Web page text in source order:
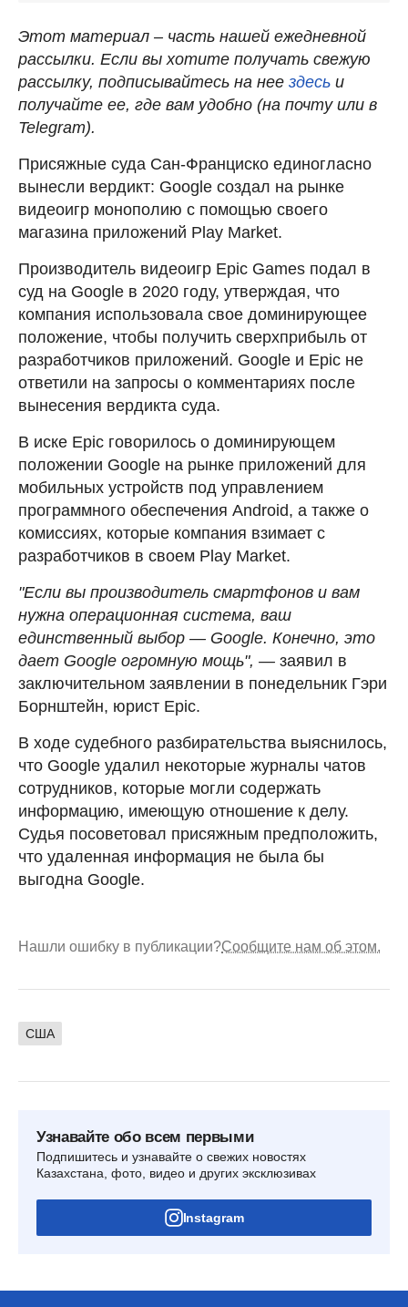
Этот материал – часть нашей ежедневной
рассылки. Если вы хотите получать свежую
рассылку, подписывайтесь на нее здесь и
получайте ее, где вам удобно (на почту или в
Telegram).
Присяжные суда Сан-Франциско единогласно
вынесли вердикт: Google создал на рынке
видеоигр монополию с помощью своего
магазина приложений Play Market.
Производитель видеоигр Epic Games подал в
суд на Google в 2020 году, утверждая, что
компания использовала свое доминирующее
положение, чтобы получить сверхприбыль от
разработчиков приложений. Google и Epic не
ответили на запросы о комментариях после
вынесения вердикта суда.
В иске Epic говорилось о доминирующем
положении Google на рынке приложений для
мобильных устройств под управлением
программного обеспечения Android, а также о
комиссиях, которые компания взимает с
разработчиков в своем Play Market.
"Если вы производитель смартфонов и вам
нужна операционная система, ваш
единственный выбор — Google. Конечно, это
дает Google огромную мощь", — заявил в
заключительном заявлении в понедельник Гэри
Борнштейн, юрист Epic.
В ходе судебного разбирательства выяснилось,
что Google удалил некоторые журналы чатов
сотрудников, которые могли содержать
информацию, имеющую отношение к делу.
Судья посоветовал присяжным предположить,
что удаленная информация не была бы
выгодна Google.
Нашли ошибку в публикации?Сообщите нам об этом.
США
Узнавайте обо всем первыми
Подпишитесь и узнавайте о свежих новостях
Казахстана, фото, видео и других эксклюзивах
Instagram